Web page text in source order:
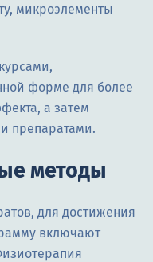
микроэлементы
форме для более
а затем
препаратами.
методы
для достижения
включают